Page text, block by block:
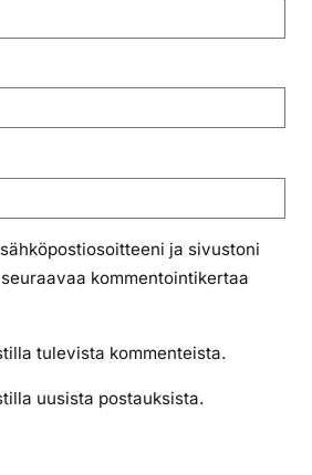
ja sivustoni
kommentointikertaa
tulevista kommenteista.
uusista postauksista.